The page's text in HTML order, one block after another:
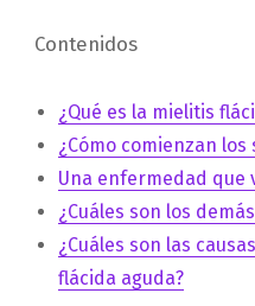
Contenidos
¿Qué es la mielitis
¿Cómo comienzan los
Una enfermedad que
¿Cuáles son los
¿Cuáles son las
flácida aguda?